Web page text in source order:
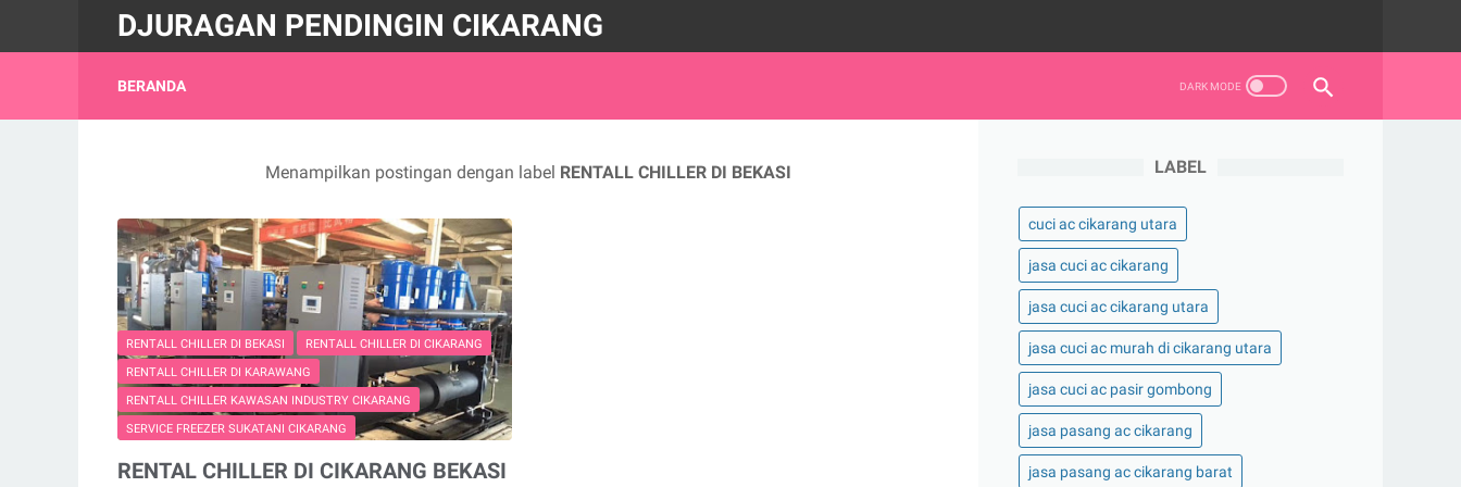
DJURAGAN PENDINGIN CIKARANG
BERANDA
Menampilkan postingan dengan label RENTALL CHILLER DI BEKASI
RENTALL CHILLER DI BEKASI
RENTALL CHILLER DI CIKARANG
RENTALL CHILLER DI KARAWANG
RENTALL CHILLER KAWASAN INDUSTRY CIKARANG
SERVICE FREEZER SUKATANI CIKARANG
RENTAL CHILLER DI CIKARANG BEKASI
LABEL
cuci ac cikarang utara
jasa cuci ac cikarang
jasa cuci ac cikarang utara
jasa cuci ac murah di cikarang utara
jasa cuci ac pasir gombong
jasa pasang ac cikarang
jasa pasang ac cikarang barat